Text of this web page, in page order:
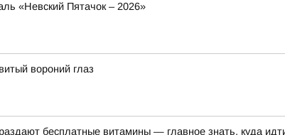
«Невский Пятачок – 2026»
вороний глаз
бесплатные витамины — главное знать, куда